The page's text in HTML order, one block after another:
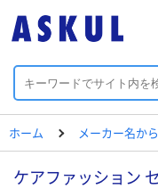
ホーム メーカー名から
ケアファッション